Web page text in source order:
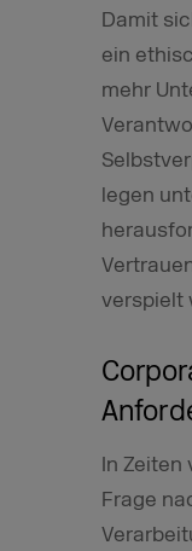
Damit
ein
mehr
legen
verspielt
In Zeiten
Frage